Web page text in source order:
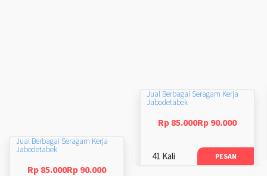
Jual Berbagai Seragam Kerja
Jabodetabek
Rp 85.000Rp 90.000
41 Kali PESAN
Jual Berbagai Seragam Kerja
Jabodetabek
Rp 85.000Rp 90.000